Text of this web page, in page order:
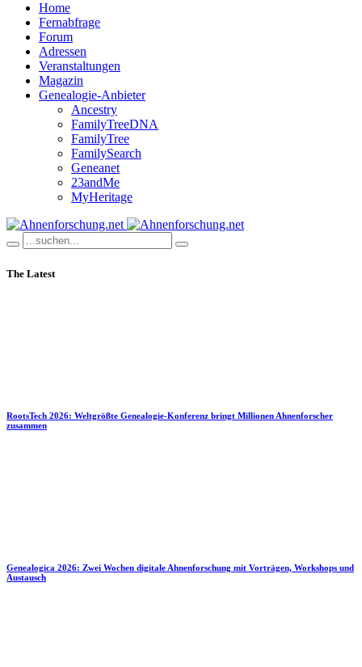
Home
Fernabfrage
Forum
Adressen
Veranstaltungen
Magazin
Genealogie-Anbieter
Ancestry
FamilyTreeDNA
FamilyTree
FamilySearch
Geneanet
23andMe
MyHeritage
The Latest
RootsTech 2026: Weltgrößte Genealogie-Konferenz bringt Millionen Ahnenforscher
zusammen
Genealogica 2026: Zwei Wochen digitale Ahnenforschung mit Vorträgen, Workshops und
Austausch